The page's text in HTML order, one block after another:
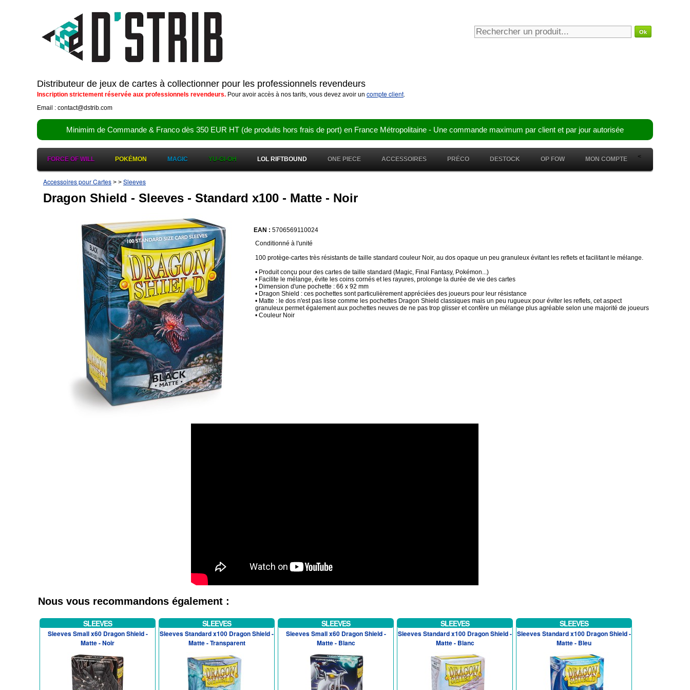
Distributeur de jeux de cartes à collectionner pour les professionnels revendeurs
Inscription strictement réservée aux professionnels revendeurs. Pour avoir accès à nos tarifs, vous devez avoir un compte client.
Email : contact@dstrib.com
Minimim de Commande & Franco dès 350 EUR HT (de produits hors frais de port) en France Métropolitaine - Une commande maximum par client et par jour autorisée
FORCE OF WILL POKÉMON MAGIC YU-GI-OH LOL RIFTBOUND ONE PIECE ACCESSOIRES PRÉCO <
DESTOCK OP FOW MON COMPTE
Accessoires pour Cartes > > Sleeves
Dragon Shield - Sleeves - Standard x100 - Matte - Noir
EAN : 5706569110024
Conditionné à l'unité
100 protège-cartes très résistants de taille standard couleur Noir, au dos opaque un peu granuleux évitant les reflets et facilitant le mélange.
• Produit conçu pour des cartes de taille standard (Magic, Final Fantasy, Pokémon...)
• Facilite le mélange, évite les coins cornés et les rayures, prolonge la durée de vie des cartes
• Dimension d'une pochette : 66 x 92 mm
• Dragon Shield : ces pochettes sont particulièrement appréciées des joueurs pour leur résistance
• Matte : le dos n'est pas lisse comme les pochettes Dragon Shield classiques mais un peu rugueux pour éviter les reflets, cet aspect
granuleux permet également aux pochettes neuves de ne pas trop glisser et confère un mélange plus agréable selon une majorité de joueurs
• Couleur Noir
Nous vous recommandons également :
SLEEVES
Sleeves Small x60 Dragon Shield -
Matte - Noir
SLEEVES
Sleeves Standard x100 Dragon Shield -
Matte - Transparent
SLEEVES
Sleeves Small x60 Dragon Shield -
Matte - Blanc
SLEEVES
Sleeves Standard x100 Dragon Shield -
Matte - Blanc
SLEEVES
Sleeves Standard x100 Dragon Shield -
Matte - Bleu